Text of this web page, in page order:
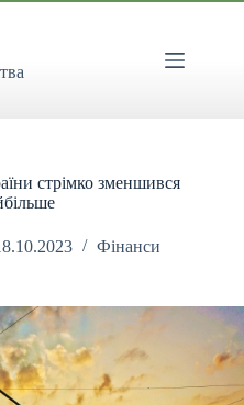
стрімко зменшився
Фінанси